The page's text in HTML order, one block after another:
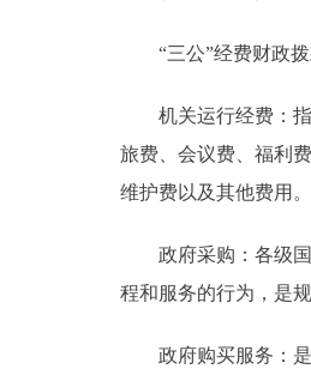
“三公”经费财政拨
机关运行经费：指
旅费、会议费、福利
维护费以及其他费用。
政府采购：各级国
程和服务的行为，是
政府购买服务：是